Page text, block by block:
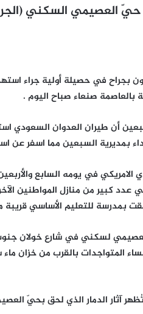
حيّ العصيمي السكني
بجراح في حصيلة أولية جراء
بالعاصمة صنعاء صباح اليوم .
أن طيران العدوان السعودي
بمديرية السبعين مما اسفر
في يومه السابع
عدد كبير من منازل المواطنين
بمدرسة للتعليم الأساسي
لسكني في شارع خولان
المتواجدات بالقرب من خزان
آثار الدمار الذي لحق بحيّ